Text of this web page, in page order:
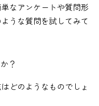
なアンケートや質問形
うな質問を試してみて
？
どのようなものでしょ